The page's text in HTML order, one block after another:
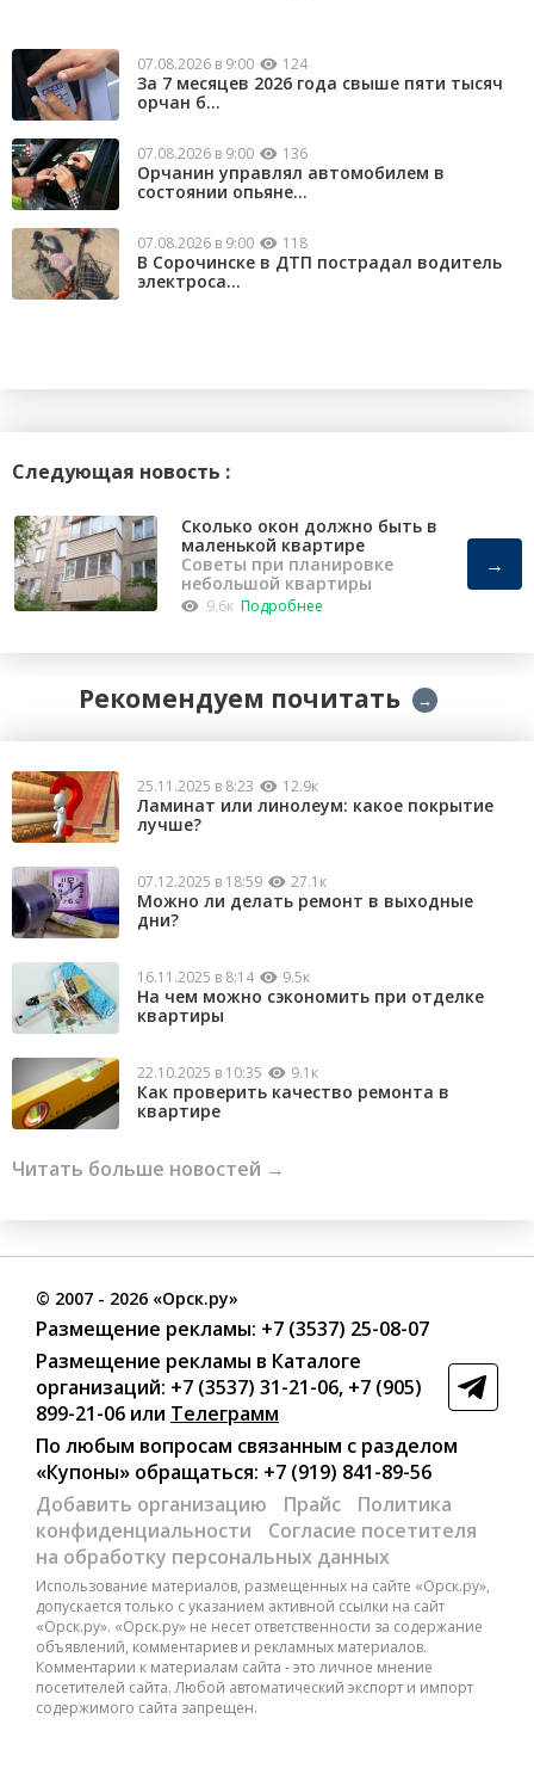
07.08.2026 в 9:00 124
За 7 месяцев 2026 года свыше пяти тысяч
орчан б...
07.08.2026 в 9:00 136
Орчанин управлял автомобилем в
состоянии опьяне...
07.08.2026 в 9:00 118
В Сорочинске в ДТП пострадал водитель
электроса...
Следующая новость :
Сколько окон должно быть в
маленькой квартире
Советы при планировке
небольшой квартиры
9.6к Подробнее
→
Рекомендуем почитать →
25.11.2025 в 8:23 12.9к
Ламинат или линолеум: какое покрытие
лучше?
07.12.2025 в 18:59 27.1к
Можно ли делать ремонт в выходные
дни?
16.11.2025 в 8:14 9.5к
На чем можно сэкономить при отделке
квартиры
22.10.2025 в 10:35 9.1к
Как проверить качество ремонта в
квартире
Читать больше новостей →
© 2007 - 2026 «Орск.ру»
Размещение рекламы: +7 (3537) 25-08-07
Размещение рекламы в Каталоге
организаций: +7 (3537) 31-21-06, +7 (905)
899-21-06 или Телеграмм
По любым вопросам связанным с разделом
«Купоны» обращаться: +7 (919) 841-89-56
Добавить организацию
Прайс
Политика
конфиденциальности
Согласие посетителя
на обработку персональных данных
Использование материалов, размещенных на сайте «Орск.ру»,
допускается только с указанием активной ссылки на сайт
«Орск.ру». «Орск.ру» не несет ответственности за содержание
объявлений, комментариев и рекламных материалов.
Комментарии к материалам сайта - это личное мнение
посетителей сайта. Любой автоматический экспорт и импорт
содержимого сайта запрещен.